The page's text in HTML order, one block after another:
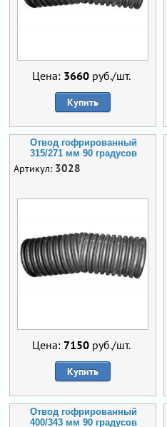
Цена: 3660руб./шт.
Купить
Отвод гофрированный
315/271 мм 90 градусов
Артикул: 3028
Цена: 7150руб./шт.
Купить
Отвод гофрированный
400/343 мм 90 градусов